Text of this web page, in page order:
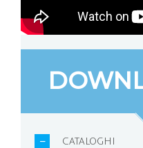
CATALOGHI